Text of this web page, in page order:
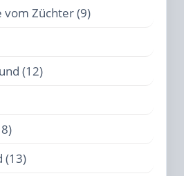
vom Züchter (9)
(12)
(13)